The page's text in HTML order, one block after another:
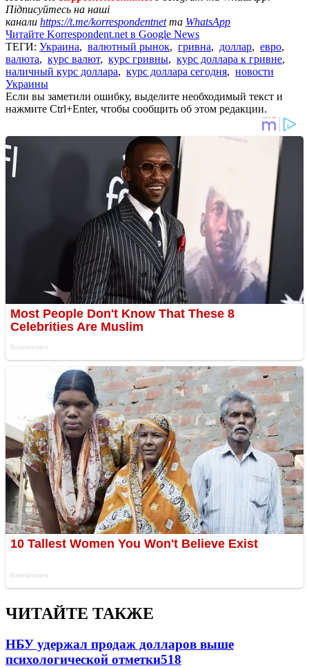
Підписуйтесь на наші
канали https://t.me/korrespondentnetта WhatsApp
Читайте Korrespondent.net в Google News
ТЕГИ: Украина, валютный рынок, гривна, доллар, евро,
валюта, курс валют, курс гривны, курс доллара к гривне,
наличный курс доллара, курс доллара сегодня, новости
Украины
Если вы заметили ошибку, выделите необходимый текст и
нажмите Ctrl+Enter, чтобы сообщить об этом редакции.
ЧИТАЙТЕ ТАКЖЕ
НБУ удержал продаж долларов выше
психологической отметки518